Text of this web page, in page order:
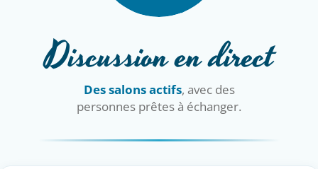
Discussion en direct
Des salons actifs, avec des
personnes prêtes à échanger.